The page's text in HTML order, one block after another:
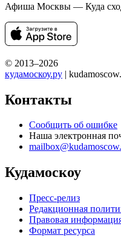
Афиша Москвы — Куда
© 2013–2026
кудамоскоу.ру |
Контакты
Сообщить об ошибке
Наша электронная
Кудамоскоу
Пресс-релиз
Редакционная
Правовая
Формат ресурса